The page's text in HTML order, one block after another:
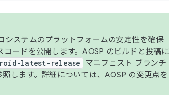
システムのプラットフォームの安定性を確保
ードを公開します。AOSP のビルドと投稿に
latest-release
マニフェスト ブランチ
します。詳細については、 AOSP の変更点を